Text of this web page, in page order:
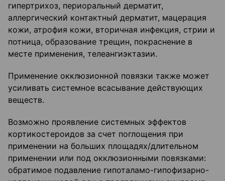
гипертрихоз, периоральный дерматит,
аллергический контактный дерматит, мацерация
кожи, атрофия кожи, вторичная инфекция, стрии и
потница, образование трещин, покраснение в
месте применения, телеангиэктазии.
Применение окклюзионной повязки также может
усиливать системное всасывание действующих
веществ.
Возможно проявление системных эффектов
кортикостероидов за счет поглощения при
применении на больших площадях/длительном
применении или под окклюзионными повязками:
обратимое подавление гипоталамо-гипофизарно-